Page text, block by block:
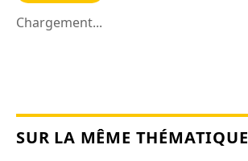
Chargement...
SUR LA MÊME THÉMATIQUE